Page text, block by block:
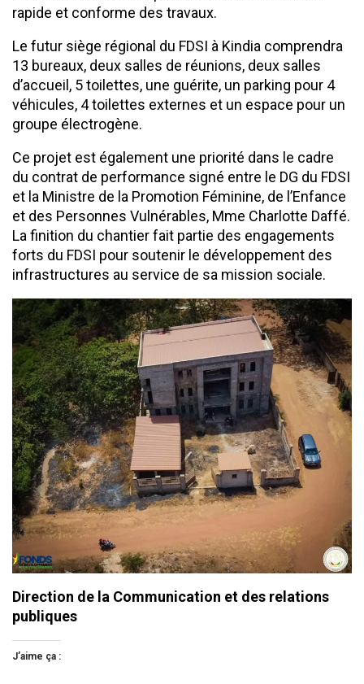
rapide et conforme des travaux.
Le futur siège régional du FDSI à Kindia comprendra
13 bureaux, deux salles de réunions, deux salles
d’accueil, 5 toilettes, une guérite, un parking pour 4
véhicules, 4 toilettes externes et un espace pour un
groupe électrogène.
Ce projet est également une priorité dans le cadre
du contrat de performance signé entre le DG du FDSI
et la Ministre de la Promotion Féminine, de l’Enfance
et des Personnes Vulnérables, Mme Charlotte Daffé.
La finition du chantier fait partie des engagements
forts du FDSI pour soutenir le développement des
infrastructures au service de sa mission sociale.
Direction de la Communication et des relations
publiques
J’aime ça :